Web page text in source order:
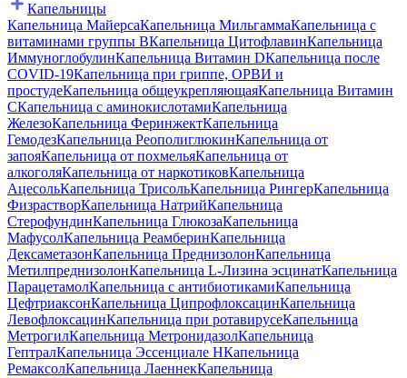
Капельницы
Капельница МайерсаКапельница МильгаммаКапельница с
витаминами группы BКапельница ЦитофлавинКапельница
ИммуноглобулинКапельница Витамин DКапельница после
COVID-19Капельница при гриппе, ОРВИ и
простудеКапельница общеукрепляющаяКапельница Витамин
CКапельница с аминокислотамиКапельница
ЖелезоКапельница ФеринжектКапельница
ГемодезКапельница РеополиглюкинКапельница от
запояКапельница от похмельяКапельница от
алкоголяКапельница от наркотиковКапельница
АцесольКапельница ТрисольКапельница РингерКапельница
ФизрастворКапельница НатрийКапельница
СтерофундинКапельница ГлюкозаКапельница
МафусолКапельница РеамберинКапельница
ДексаметазонКапельница ПреднизолонКапельница
МетилпреднизолонКапельница L-Лизина эсцинатКапельница
ПарацетамолКапельница с антибиотикамиКапельница
ЦефтриаксонКапельница ЦипрофлоксацинКапельница
ЛевофлоксацинКапельница при ротавирусеКапельница
МетрогилКапельница МетронидазолКапельница
ГептралКапельница Эссенциале НКапельница
РемаксолКапельница ЛаеннекКапельница